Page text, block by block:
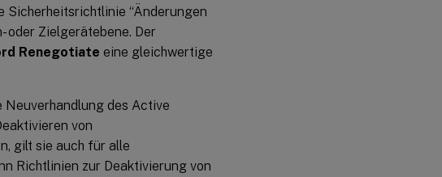
Sicherheitsrichtlinie “Änderungen
oder Zielgerätebene. Der
Renegotiate eine gleichwertige
des Active
von
gilt sie auch für alle
Richtlinien zur Deaktivierung von